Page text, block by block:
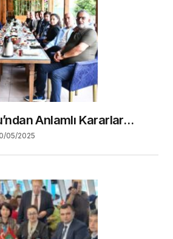
Anlamlı Kararlar…
05/2025